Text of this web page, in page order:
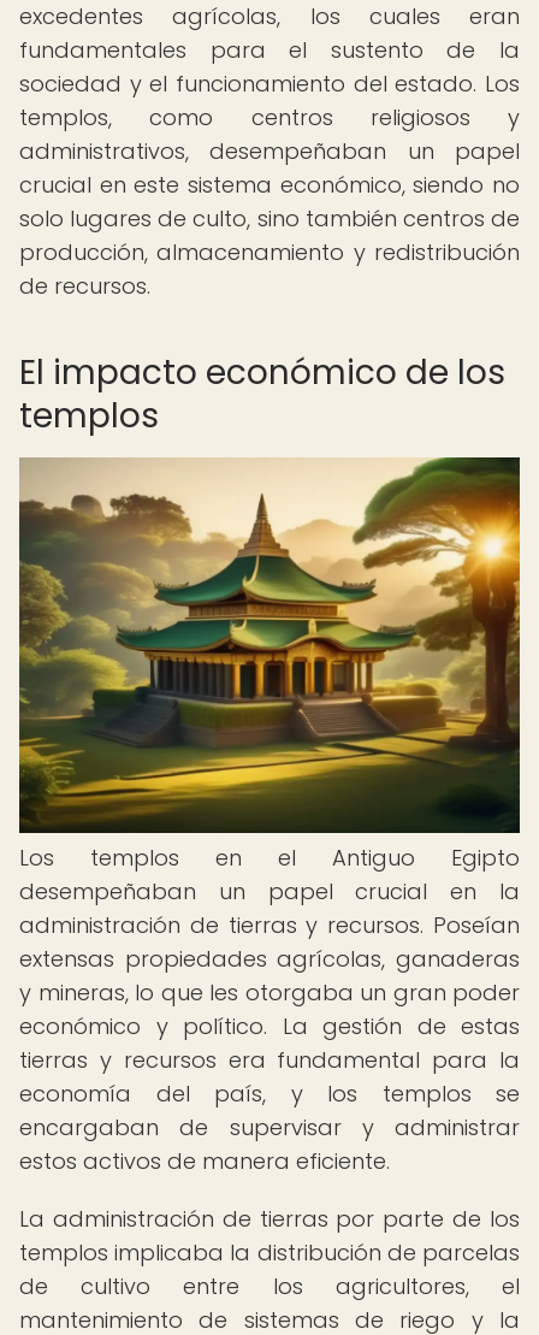
excedentes agrícolas, los cuales eran
fundamentales para el sustento de la
sociedad y el funcionamiento del estado. Los
templos, como centros religiosos y
administrativos, desempeñaban un papel
crucial en este sistema económico, siendo no
solo lugares de culto, sino también centros de
producción, almacenamiento y redistribución
de recursos.
El impacto económico de los
templos
Los templos en el Antiguo Egipto
desempeñaban un papel crucial en la
administración de tierras y recursos. Poseían
extensas propiedades agrícolas, ganaderas
y mineras, lo que les otorgaba un gran poder
económico y político. La gestión de estas
tierras y recursos era fundamental para la
economía del país, y los templos se
encargaban de supervisar y administrar
estos activos de manera eficiente.
La administración de tierras por parte de los
templos implicaba la distribución de parcelas
de cultivo entre los agricultores, el
mantenimiento de sistemas de riego y la